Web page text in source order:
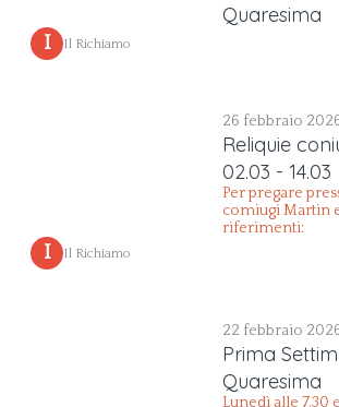
Quaresima
I Il Richiamo
26 febbraio
Reliquie
02.03 - 14.03
Per pregare
comiugi Martin
riferimenti:
I Il Richiamo
22 febbraio
Prima
Quaresima
Lunedì alle 7.30